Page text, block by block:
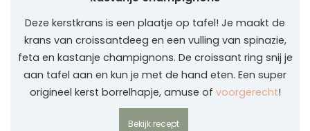
Deze kerstkrans is een plaatje op tafel! Je maakt de
krans van croissantdeeg en een vulling van spinazie,
feta en kastanje champignons. De croissant ring snij je
aan tafel aan en kun je met de hand eten. Een super
origineel kerst borrelhapje, amuse of voorgerecht!
Bekijk recept